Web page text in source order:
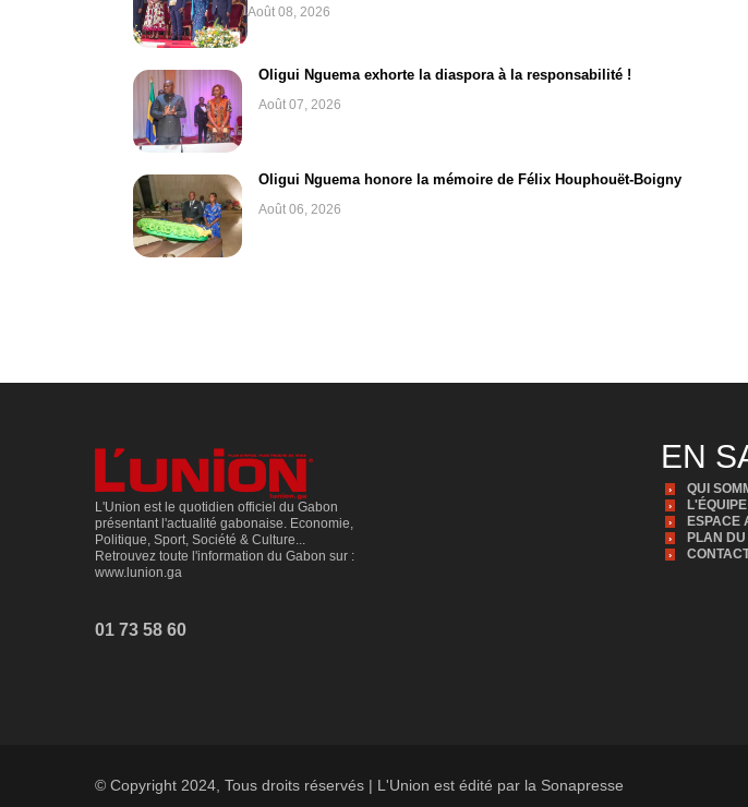
Août 08, 2026
Oligui Nguema exhorte la diaspora à la responsabilité !
Août 07, 2026
Oligui Nguema honore la mémoire de Félix Houphouët-Boigny
Août 06, 2026
L'Union est le quotidien officiel du Gabon
présentant l'actualité gabonaise. Economie,
Politique, Sport, Société & Culture...
Retrouvez toute l'information du Gabon sur :
www.lunion.ga
01 73 58 60
EN
QUI
ESPACE
PLAN DU
© Copyright 2024, Tous droits réservés | L'Union est édité par la Sonapresse